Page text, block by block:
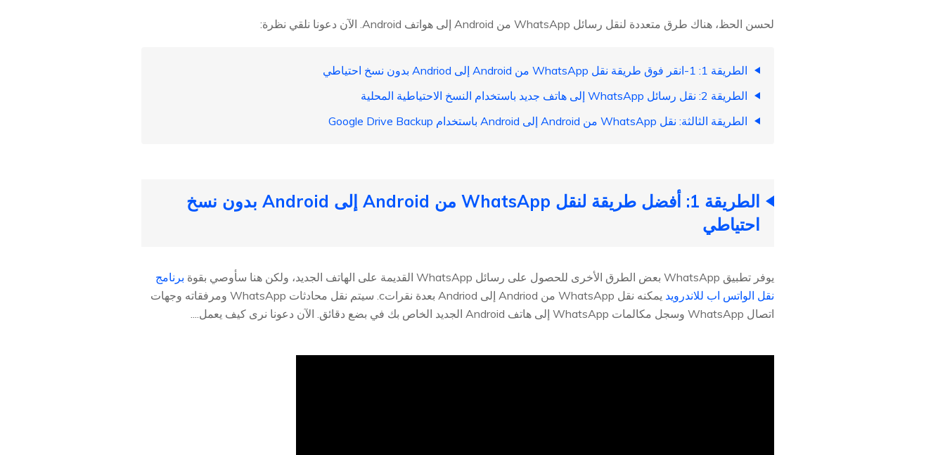
لحسن الحظ، هناك طرق متعددة لنقل رسائل WhatsApp من Android إلى هواتف Android. الآن دعونا نلقي نظرة:
الطريقة 1: 1-انقر فوق طريقة نقل WhatsApp من Android إلى Andriod بدون نسخ احتياطي
الطريقة 2: نقل رسائل WhatsApp إلى هاتف جديد باستخدام النسخ الاحتياطية المحلية
الطريقة الثالثة: نقل WhatsApp من Android إلى Android باستخدام Google Drive Backup
الطريقة 1: أفضل طريقة لنقل WhatsApp من Android إلى Android بدون نسخ
احتياطي
يوفر تطبيق WhatsApp بعض الطرق الأخرى للحصول على رسائل WhatsApp القديمة على الهاتف الجديد، ولكن هنا سأوصي بقوة
برنامج
نقل الواتس اب للاندرويد
يمكنه نقل WhatsApp من Andriod إلى Andriod بعدة نقراتc. سيتم نقل محادثات WhatsApp ومرفقاته وجهات
اتصال WhatsApp وسجل مكالمات WhatsApp إلى هاتف Android الجديد الخاص بك في بضع دقائق. الآن دعونا نرى كيف يعمل....